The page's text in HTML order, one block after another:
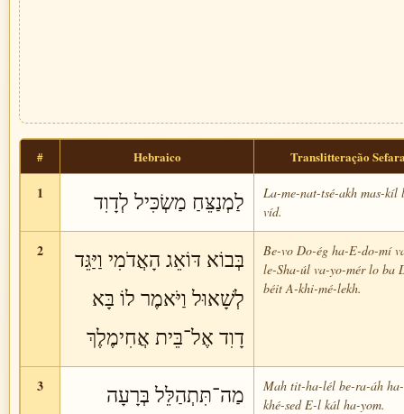
# Hebraico Translitteração
1 לַמְנַצֵּחַ מַשְׂכִּיל לְדָוִד
La-me-nat-tsé-akh mas-kíl
víd.
2
בְּבוֹא דּוֹאֵג הָאֲדֹמִי וַיַּגֵּד
לְשָׁאוּל וַיֹּאמֶר לוֹ בָּא
דָוִד אֶל־בֵּית אֲחִימֶלֶךְ
Be-vo Do-ég ha-E-do-mí
le-Sha-úl va-yo-mér lo ba
béit A-khi-mé-lekh.
3
מַה־תִּתְהַלֵּל בְּרָעָה
Mah tit-ha-lél be-ra-áh
khé-sed E-l kál ha-yom.